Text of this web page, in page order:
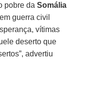
pobre daSomália
em guerra civil
vítimas
deserto que
advertiu